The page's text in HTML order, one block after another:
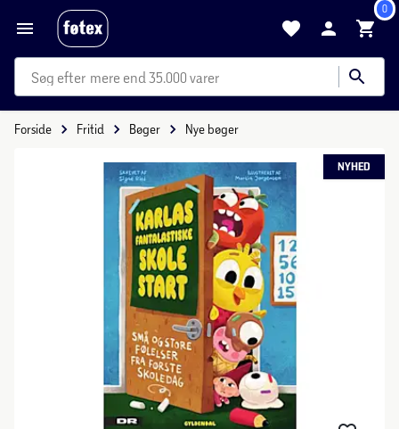
0
mere end 35.000 varer
Forside Fritid Bøger Nye bøger
NYHED